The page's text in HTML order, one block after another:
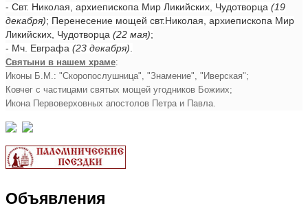
- Свт. Николая, архиепископа Мир Ликийских, Чудотворца (19
декабря); Перенесение мощей свт.Николая, архиепископа Мир
Ликийских, Чудотворца (22 мая);
- Мч. Евграфа (23 декабря)
Святыни в нашем храме:
Иконы Б.М.: "Скоропослушница", "Знамение", "Иверская";
Ковчег с частицами святых мощей угодников Божиих;
Икона Первоверховных апостолов Петра и Павла.
Объявления